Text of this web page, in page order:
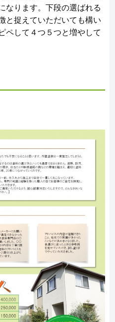
なります。下段の選ばれる
と捉えていただいても構い
ペして４つ５つと増やして